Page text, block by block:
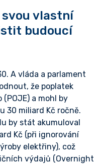
svou vlastní
budoucí
A vláda a parlament
že poplatek
a mohl by
30 miliard Kč ročně.
by stát akumuloval
Kč (při ignorování
elektřiny), což
výdajů (Overnight